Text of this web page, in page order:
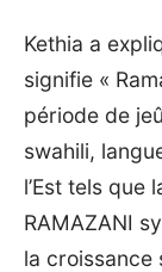
Kethia a
signifie «
période de
swahili,
l’Est tels que
RAMAZANI
la croissance